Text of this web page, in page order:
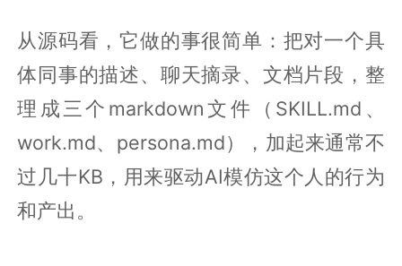
从源码看，它做的事很简单：把对一个具
体同事的描述、聊天摘录、文档片段，整
理成三个markdown文件（SKILL.md、
work.md、persona.md），加起来通常不
过几十KB，用来驱动AI模仿这个人的行为
和产出。